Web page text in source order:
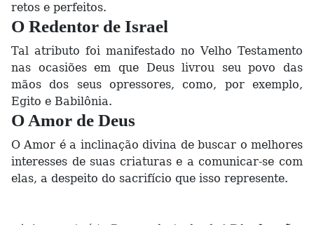
retos e perfeitos.
O Redentor de Israel
Tal atributo foi manifestado no Velho Testamento
nas ocasiões em que Deus livrou seu povo das
mãos dos seus opressores, como, por exemplo,
Egito e Babilônia.
O Amor de Deus
O Amor é a inclinação divina de buscar o melhores
interesses de suas criaturas e a comunicar-se com
elas, a despeito do sacrifício que isso represente.